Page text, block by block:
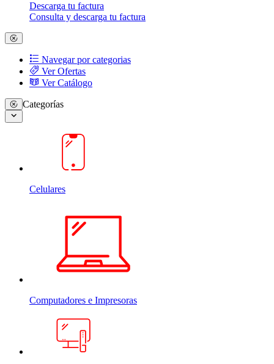
Descarga tu factura
Consulta y descarga tu factura
Navegar por categorias
Ver Ofertas
Ver Catálogo
Categorías
Celulares
Computadores e Impresoras